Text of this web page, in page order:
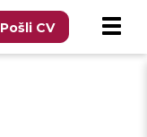
Pošli CV